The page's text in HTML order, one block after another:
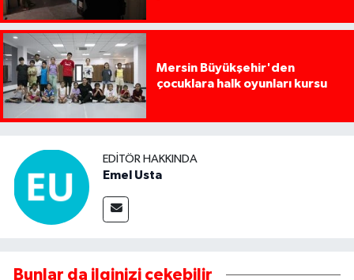
Mersin Büyükşehir'den
çocuklara halk oyunları kursu
EDITÖR HAKKINDA
Emel Usta
Bunlar da ilginizi çekebilir